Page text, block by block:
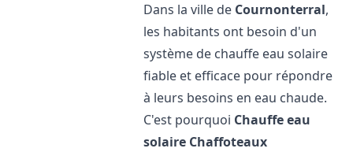
Dans la ville de Cournonterral,
les habitants ont besoin d'un
système de chauffe eau solaire
fiable et efficace pour répondre
à leurs besoins en eau chaude.
C'est pourquoi Chauffe eau
solaire Chaffoteaux